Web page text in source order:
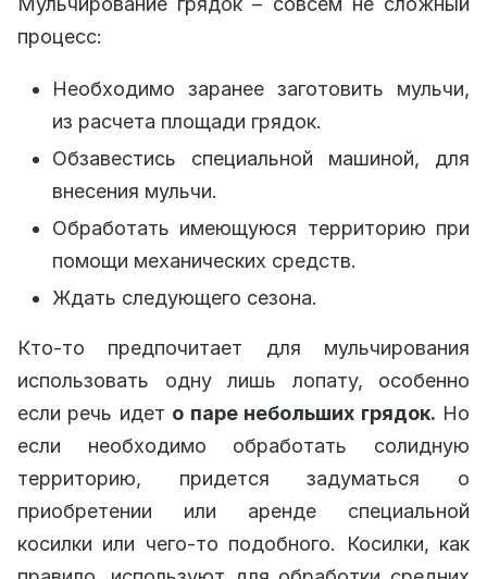
процесс:
Необходимо заранее заготовить мульчи,
из расчета площади грядок.
Обзавестись специальной машиной, для
внесения мульчи.
Обработать имеющуюся территорию при
помощи механических средств.
Ждать следующего сезона.
Кто-то предпочитает для мульчирования
использовать одну лишь лопату, особенно
если речь идет о паре небольших грядок. Но
если необходимо обработать солидную
территорию, придется задуматься о
приобретении или аренде специальной
косилки или чего-то подобного. Косилки, как